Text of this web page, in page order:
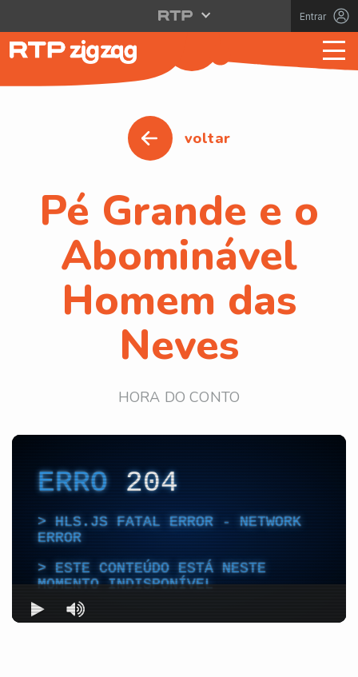
Entrar
voltar
Pé Grande e o
Abominável
Homem das
Neves
HORA DO CONTO